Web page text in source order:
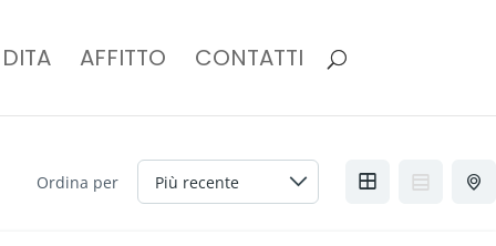
AFFITTO CONTATTI
Ordina per